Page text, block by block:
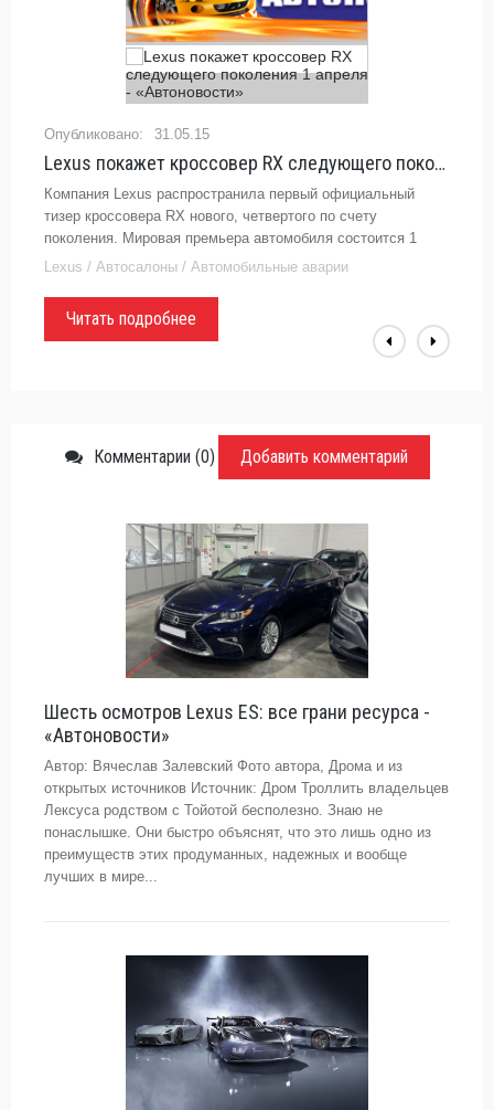
31.05.15
Lexus покажет кроссовер RX следующего поколения 1 апреля - «Автоновости»
Компания Lexus распространила первый официальный
тизер кроссовера RX нового, четвертого по счету
поколения. Мировая премьера автомобиля состоится 1
апреля на автосалоне в Нью-Йорке.
Lexus / Автосалоны / Автомобильные аварии
Читать подробнее
Комментарии (0) Добавить комментарий
Шесть осмотров Lexus ES: все грани ресурса -
«Автоновости»
Автор: Вячеслав Залевский Фото автора, Дрома и из
открытых источников Источник: Дром Троллить владельцев
Лексуса родством с Тойотой бесполезно. Знаю не
понаслышке. Они быстро объяснят, что это лишь одно из
преимуществ этих продуманных, надежных и вообще
лучших в мире...